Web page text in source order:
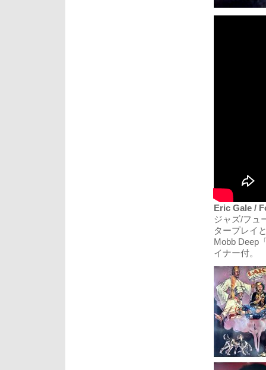
Eric Gale /
ジャズ/フュ
タープレイ
Mobb Deep
イナー付。